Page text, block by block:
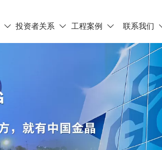
 投资者关系  工程案例  联系我们